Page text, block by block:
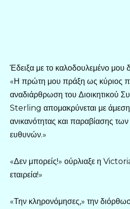
Έδειξα με το καλοδουλεμένο μου
«Η πρώτη μου πράξη ως κύριος
αναδιάρθρωση του Διοικητικού
Sterling απομακρύνεται με
ανικανότητας και παραβίασης των
ευθυνών.»
«Δεν μπορείς!» ούρλιαξε η
εταιρεία!»
«Την κληρονόμησες,» την